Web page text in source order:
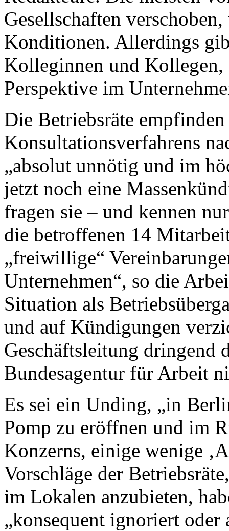
Gesellschaften
Konditionen. Allerdings
Kolleginnen und Kollegen,
Perspektive im
Die Betriebsräte
Konsultationsverfahrens
„absolut unnötig und im
jetzt noch eine
fragen sie – und kennen
die betroffenen 14
„freiwillige“
Unternehmen“, so die
Situation als
und auf Kündigungen
Geschäftsleitung dringend
Bundesagentur für Arbeit
Es sei ein Unding, „in
Pomp zu eröffnen und im
Konzerns, einige wenige
Vorschläge der
im Lokalen anzubieten,
„konsequent ignoriert oder